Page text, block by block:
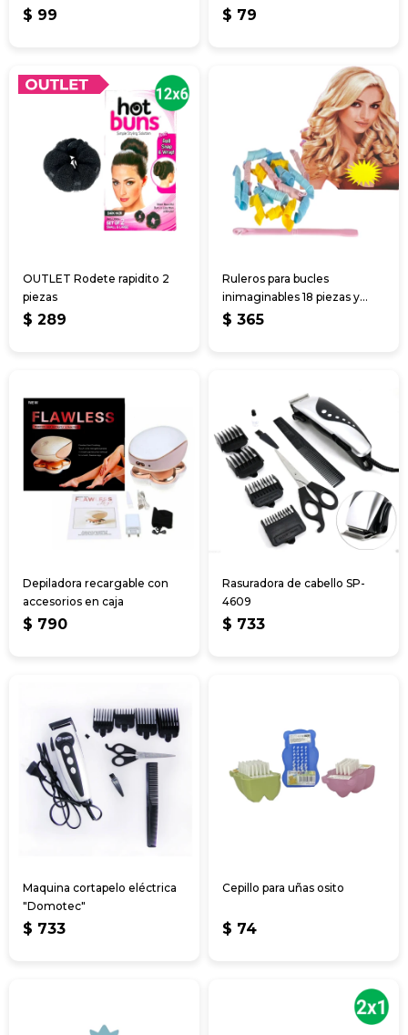
$ 99 $ 79
OUTLET Rodete rapidito 2
piezas
$ 289
Ruleros para bucles
inimaginables 18 piezas y
pinza
$ 365
Depiladora recargable con
accesorios en caja
$ 790
Rasuradora de cabello SP-
4609
$ 733
Maquina cortapelo eléctrica
"Domotec"
$ 733
Cepillo para uñas osito
$ 74